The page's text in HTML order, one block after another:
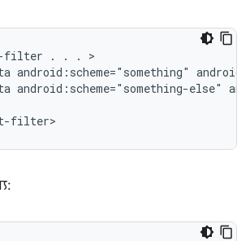
filter . . .
android:scheme="something"
android:scheme="something-else"
filter>